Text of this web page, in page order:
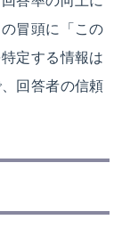
冒頭に「この
定する情報は
回答者の信頼